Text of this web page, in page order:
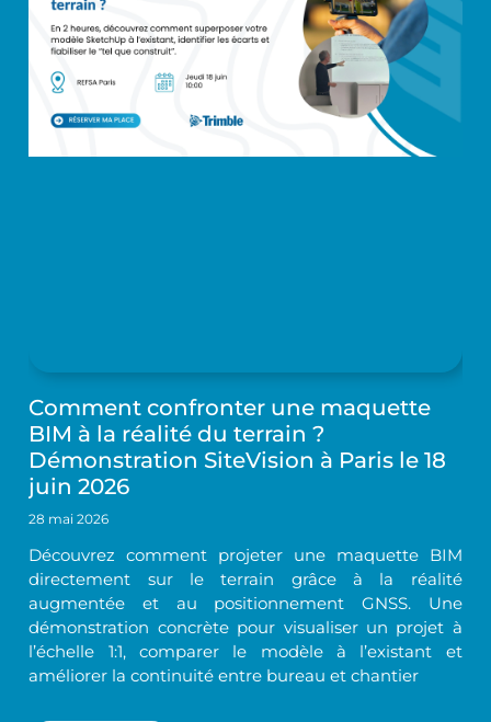
Comment confronter une maquette
BIM à la réalité du terrain ?
Démonstration SiteVision à Paris le 18
juin 2026
28 mai 2026
Découvrez comment projeter une maquette BIM
directement sur le terrain grâce à la réalité
augmentée et au positionnement GNSS. Une
démonstration concrète pour visualiser un projet à
l’échelle 1:1, comparer le modèle à l’existant et
améliorer la continuité entre bureau et chantier